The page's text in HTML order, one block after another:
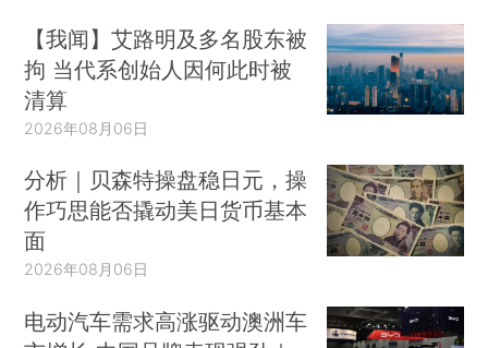
【我闻】艾路明及多名股东被
拘 当代系创始人因何此时被
清算
2026年08月06日
分析｜贝森特操盘稳日元，操
作巧思能否撬动美日货币基本
面
2026年08月06日
电动汽车需求高涨驱动澳洲车